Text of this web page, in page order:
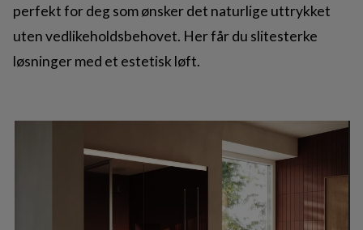
perfekt for deg som ønsker det naturlige uttrykket
uten vedlikeholdsbehovet. Her får du slitesterke
løsninger med et estetisk løft.